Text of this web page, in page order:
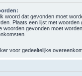
woord dat gevonden moet
Plaats een lijst met woorden
woorden gevonden moet
voor gedeeltelijke